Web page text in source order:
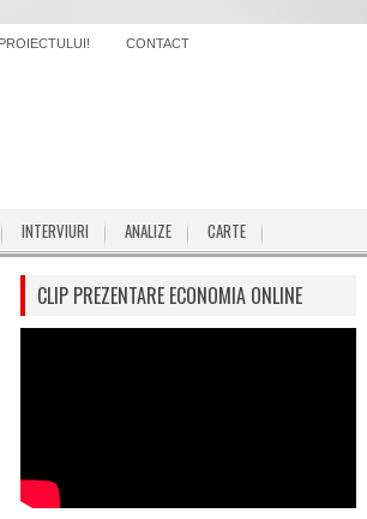
CONTACT
INTERVIURI ANALIZE CARTE
CLIP PREZENTARE ECONOMIA ONLINE